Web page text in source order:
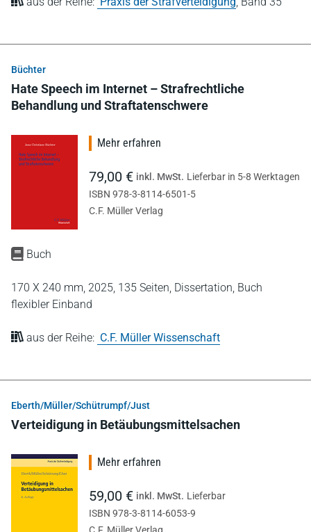
Büchter
Hate Speech im Internet – Strafrechtliche
Behandlung und Straftatenschwere
Buch
170 X 240 mm, 2025, 135 Seiten, Dissertation, Buch
flexibler Einband
aus der Reihe: C.F. Müller Wissenschaft
Mehr erfahren
79,00 € inkl. MwSt. Lieferbar in 5-8 Werktagen
ISBN 978-3-8114-6501-5
C.F. Müller Verlag
Eberth/Müller/Schütrumpf/Just
Verteidigung in Betäubungsmittelsachen
Mehr erfahren
59,00 € inkl. MwSt. Lieferbar
ISBN 978-3-8114-6053-9
C.F. Müller Verlag